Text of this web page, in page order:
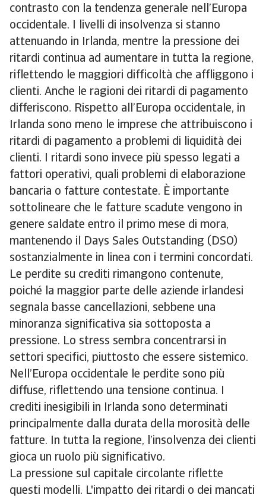
contrasto con la tendenza generale nell’Europa
occidentale. I livelli di insolvenza si stanno
attenuando in Irlanda, mentre la pressione dei
ritardi continua ad aumentare in tutta la regione,
riflettendo le maggiori difficoltà che affliggono i
clienti. Anche le ragioni dei ritardi di pagamento
differiscono. Rispetto all’Europa occidentale, in
Irlanda sono meno le imprese che attribuiscono i
ritardi di pagamento a problemi di liquidità dei
clienti. I ritardi sono invece più spesso legati a
fattori operativi, quali problemi di elaborazione
bancaria o fatture contestate. È importante
sottolineare che le fatture scadute vengono in
genere saldate entro il primo mese di mora,
mantenendo il Days Sales Outstanding (DSO)
sostanzialmente in linea con i termini concordati.
Le perdite su crediti rimangono contenute,
poiché la maggior parte delle aziende irlandesi
segnala basse cancellazioni, sebbene una
minoranza significativa sia sottoposta a
pressione. Lo stress sembra concentrarsi in
settori specifici, piuttosto che essere sistemico.
Nell’Europa occidentale le perdite sono più
diffuse, riflettendo una tensione continua. I
crediti inesigibili in Irlanda sono determinati
principalmente dalla durata della morosità delle
fatture. In tutta la regione, l’insolvenza dei clienti
gioca un ruolo più significativo.
La pressione sul capitale circolante riflette
questi modelli. L'impatto dei ritardi o dei mancati